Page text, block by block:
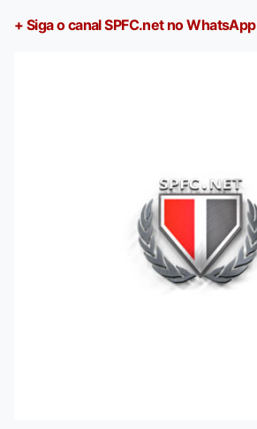
+ Siga o canal SPFC.net no WhatsApp